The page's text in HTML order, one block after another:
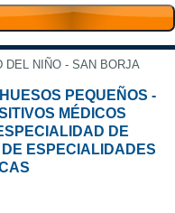
DEL NIÑO - SAN BORJA
PEQUEÑOS -
MÉDICOS
DE
ESPECIALIDADES